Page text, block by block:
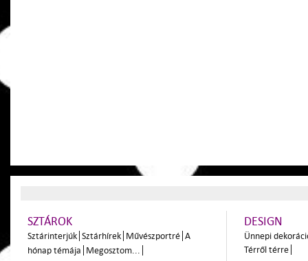
SZTÁROK
Sztárinterjúk Sztárhírek Művészportré A
hónap témája Megosztom...
DESIGN
Ünnepi
Térről térre